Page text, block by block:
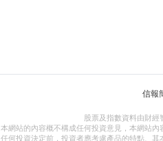
信報
股票及指數資料由財經
本網站的內容概不構成任何投資意見，本網站
任何投資決定前，投資者應考慮產品的特點、